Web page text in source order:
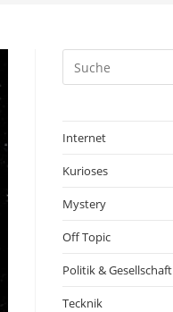
Internet
Kurioses
Mystery
Off Topic
Politik & Gesellschaft
Tecknik